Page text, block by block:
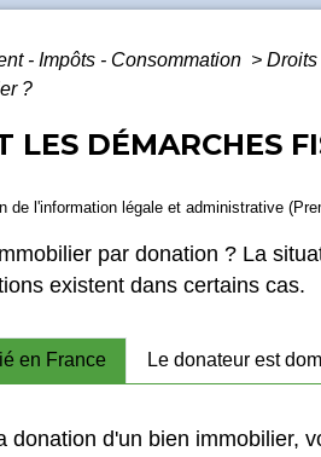
- Impôts - Consommation >
?
LES DÉMARCHES
de l'information légale et administrative
par donation ? La
existent dans certains cas.
en France Le donateur est
donation d'un bien immobilier,